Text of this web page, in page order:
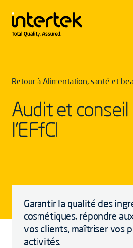
Retour à Alimentation, santé et
Audit et conseil
l’EFfCI
Garantir la qualité des
cosmétiques, répondre
vos clients, maîtriser vos
activités.